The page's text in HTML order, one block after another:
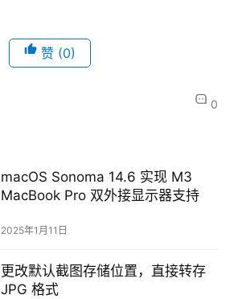
赞 (0)
0
macOS Sonoma 14.6 实现 M3
MacBook Pro 双外接显示器支持
2025年1月11日
更改默认截图存储位置，直接转存
JPG 格式